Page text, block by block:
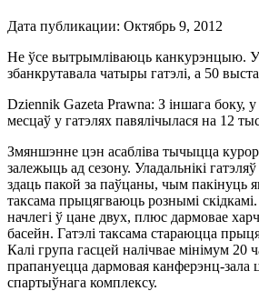
Дата публикации: Октябрь 9, 2012
Не ўсе вытрымліваюць канкурэнцыю.
збанкрутавала чатыры гатэлі, а 50
Dziennik Gazeta Prawna: З іншага боку,
месцаў у гатэлях павялічылася на 12
Змяншэнне цэн асабліва тычыцца
залежыць ад сезону. Уладальнікі
здаць пакой за паўцаны, чым пакінуць
таксама прыцягваюць рознымі
начлегі ў цане двух, плюс дармовае
басейн. Гатэлі таксама стараюцца
Калі група гасцей налічвае мінімум 20
прапануецца дармовая канферэнц-зала
спартыўнага комплексу.